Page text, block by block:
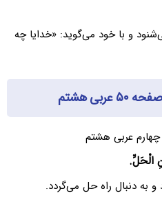
و با خود می‌گوید: «خدایا چه
هشتم
به دنبال راه حل می‌گردد.